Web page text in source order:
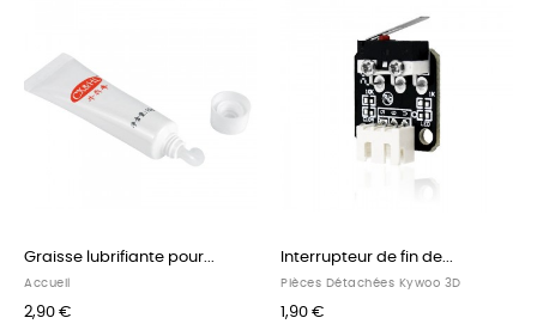
Graisse lubrifiante pour...
Accueil
2,90 €
Interrupteur de fin de...
Pièces Détachées Kywoo 3D
1,90 €